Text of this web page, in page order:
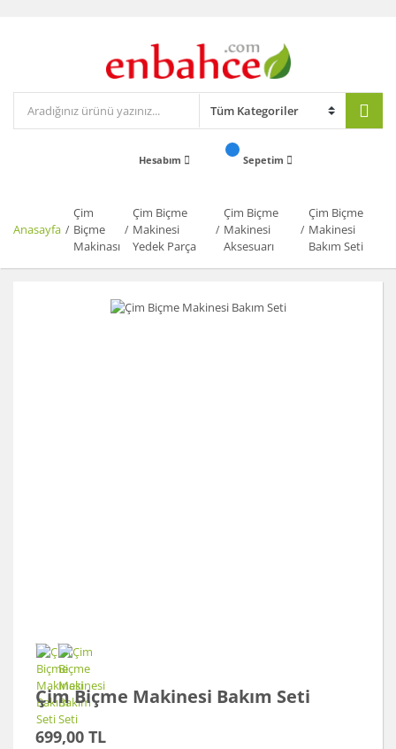
Hesabım Sepetim
Anasayfa
Çim
Biçme
Makinası
Çim Biçme
Makinesi
Yedek Parça
Çim Biçme
Makinesi
Aksesuarı
Çim Biçme
Makinesi
Bakım Seti
Çim Biçme Makinesi Bakım Seti
699,00 TL